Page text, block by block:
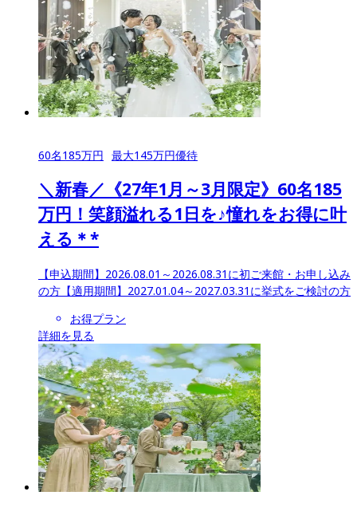
60名185万円 最大145万円優待
＼新春／《27年1月～3月限定》60名185
万円！笑顔溢れる1日を♪憧れをお得に叶
える＊*
【申込期間】 2026.08.01～2026.08.31に初ご来館・お申し込み
の方 【適用期間】 2027.01.04～2027.03.31に挙式をご検討の方
お得プラン
詳細を見る